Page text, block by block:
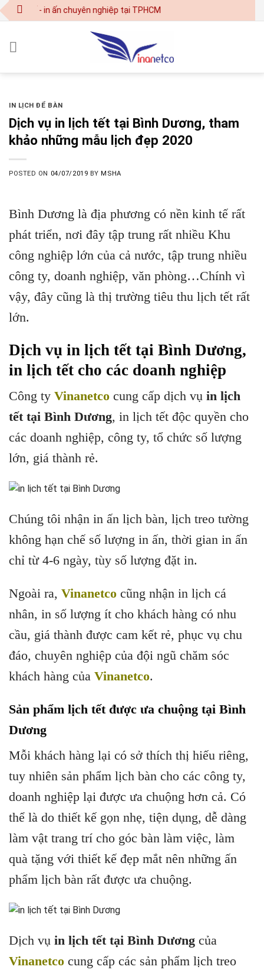
Skip
to
kế - in ấn chuyên nghiệp tại TPHCM
IN LỊCH ĐỂ BÀN
Dịch vụ in lịch tết tại Bình Dương, tham
khảo những mẫu lịch đẹp 2020
POSTED ON 04/07/2019 BYMSHA
Bình Dương là địa phương có nền kinh tế rất
phát triển, nơi đây tập trung rất nhiều Khu
công nghiệp lớn của cả nước, tập trung nhiều
công ty, doanh nghiệp, văn phòng…Chính vì
vậy, đây cũng là thị trường tiêu thu lịch tết rất
lớn.
Dịch vụ in lịch tết tại Bình Dương,
in lịch tết cho các doanh nghiệp
Công ty Vinanetco cung cấp dịch vụ in lịch
tết tại Bình Dương, in lịch tết độc quyền cho
các doanh nghiệp, công ty, tổ chức số lượng
lớn, giá thành rẻ.
Chúng tôi nhận in ấn lịch bàn, lịch treo tường
không hạn chế số lượng in ấn, thời gian in ấn
chỉ từ 4-6 ngày, tùy số lượng đặt in.
Ngoài ra, Vinanetco cũng nhận in lịch cá
nhân, in số lượng ít cho khách hàng có nhu
cầu, giá thành được cam kết rẻ, phục vụ chu
đáo, chuyên nghiệp của đội ngũ chăm sóc
khách hàng của Vinanetco.
Sản phẩm lịch tết được ưa chuộng tại Bình
Dương
Mỗi khách hàng lại có sở thích thị hiếu riêng,
tuy nhiên sản phẩm lịch bàn cho các công ty,
doanh nghiệp lại được ưa chuộng hơn cả. Có
thể là do thiết kế gọn nhẹ, tiện dụng, dễ dàng
làm vật trang trí cho góc bàn làm việc, làm
quà tặng với thiết kế đẹp mắt nên những ấn
phẩm lịch bàn rất được ưa chuộng.
Dịch vụ in lịch tết tại Bình Dương của
Vinanetco cung cấp các sản phẩm lịch treo